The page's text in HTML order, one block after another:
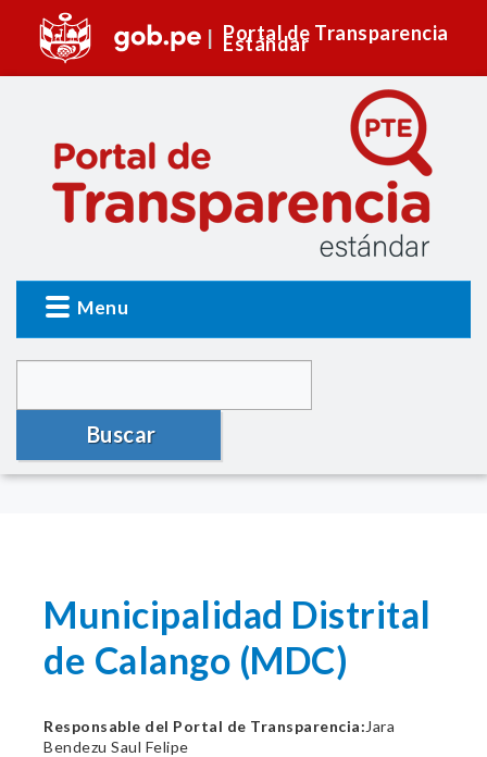
Portal de Transparencia
Estándar
Menu
Buscar
Municipalidad Distrital
de Calango (MDC)
Responsable del Portal de Transparencia: Jara
Bendezu Saul Felipe